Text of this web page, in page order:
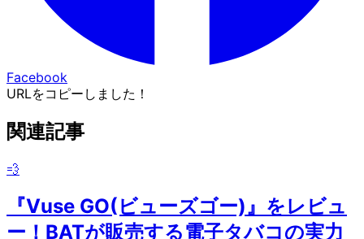
Facebook
URLをコピーしました！
関連記事
💨
『Vuse GO(ビューズゴー)』をレビュ
ー！BATが販売する電子タバコの実力